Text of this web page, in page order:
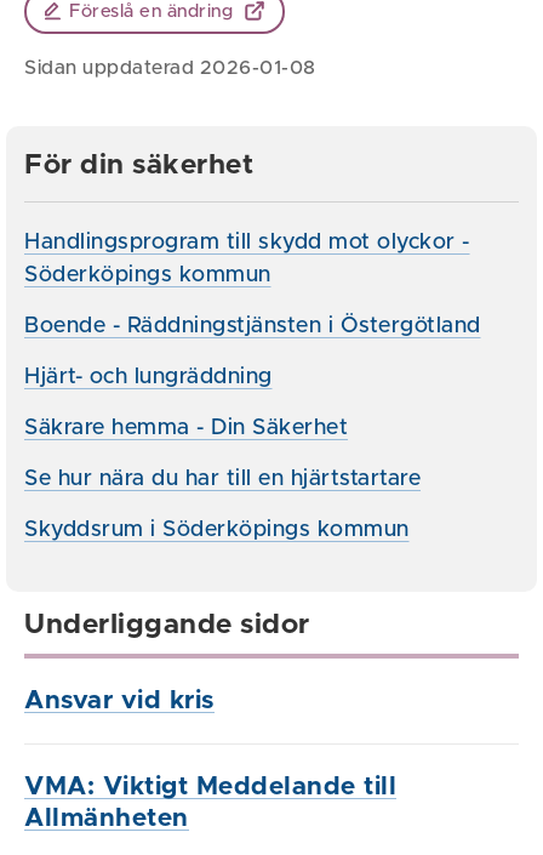
Föreslå en ändring
Sidan uppdaterad 2026-01-08
För din säkerhet
Handlingsprogram till skydd mot olyckor -
Söderköpings kommun
Boende - Räddningstjänsten i Östergötland
Hjärt- och lungräddning
Säkrare hemma - Din Säkerhet
Se hur nära du har till en hjärtstartare
Skyddsrum i Söderköpings kommun
Underliggande sidor
Ansvar vid kris
VMA: Viktigt Meddelande till
Allmänheten